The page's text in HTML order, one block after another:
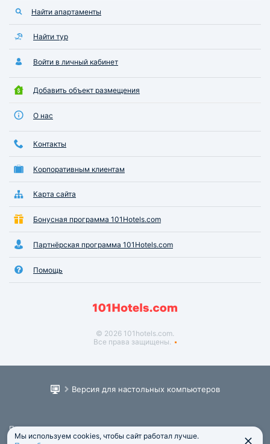
Найти апартаменты
Найти тур
Войти в личный кабинет
Добавить объект размещения
О нас
Контакты
Корпоративным клиентам
Карта сайта
Бонусная программа 101Hotels.com
Партнёрская программа 101Hotels.com
Помощь
© 2026 101hotels.com.
Все права защищены.
Версия для настольных компьютеров
Пользовательское соглашение
Юридическая информация
Мы используем cookies, чтобы сайт работал лучше.